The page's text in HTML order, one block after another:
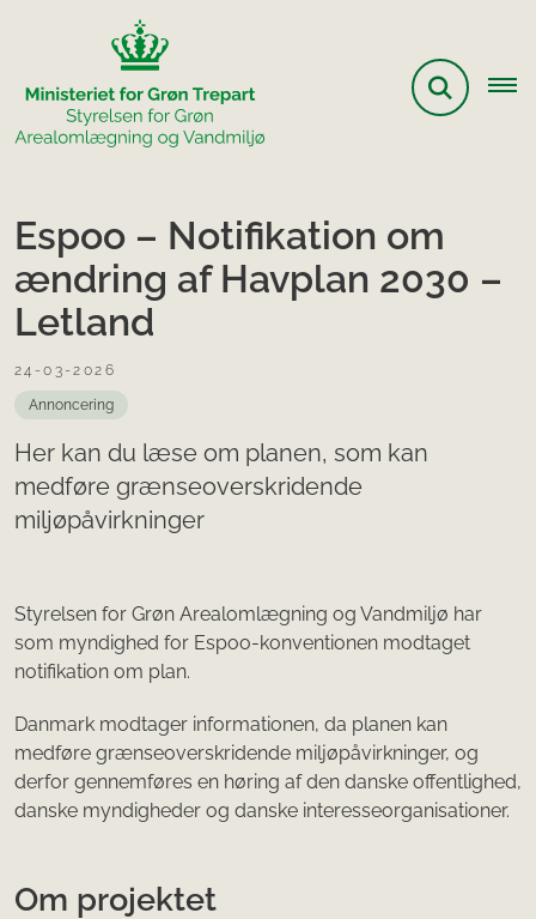
Espoo – Notifikation om
ændring af Havplan 2030 –
Letland
24-03-2026
Annoncering
Her kan du læse om planen, som kan
medføre grænseoverskridende
miljøpåvirkninger
Styrelsen for Grøn Arealomlægning og Vandmiljø har
som myndighed for Espoo-konventionen modtaget
notifikation om plan.
Danmark modtager informationen, da planen kan
medføre grænseoverskridende miljøpåvirkninger, og
derfor gennemføres en høring af den danske offentlighed,
danske myndigheder og danske interesseorganisationer.
Om projektet